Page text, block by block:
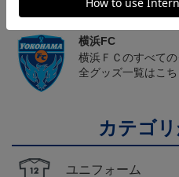
横浜FC
横浜ＦＣのすべて
全グッズ一覧はこち
カテゴ
ユニフォーム